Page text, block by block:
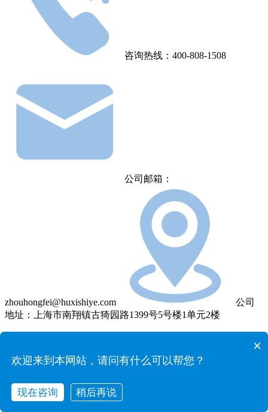
咨询热线：400-808-1508
公司邮箱：
zhouhongfei@huxishiye.com
公司
地址：上海市南翔镇古猗园路1399号5号楼1单元2楼
×
欢迎来到本网站，请问有什么可以帮您？
现在咨询 稍后再说
在线咨询 拨打电话